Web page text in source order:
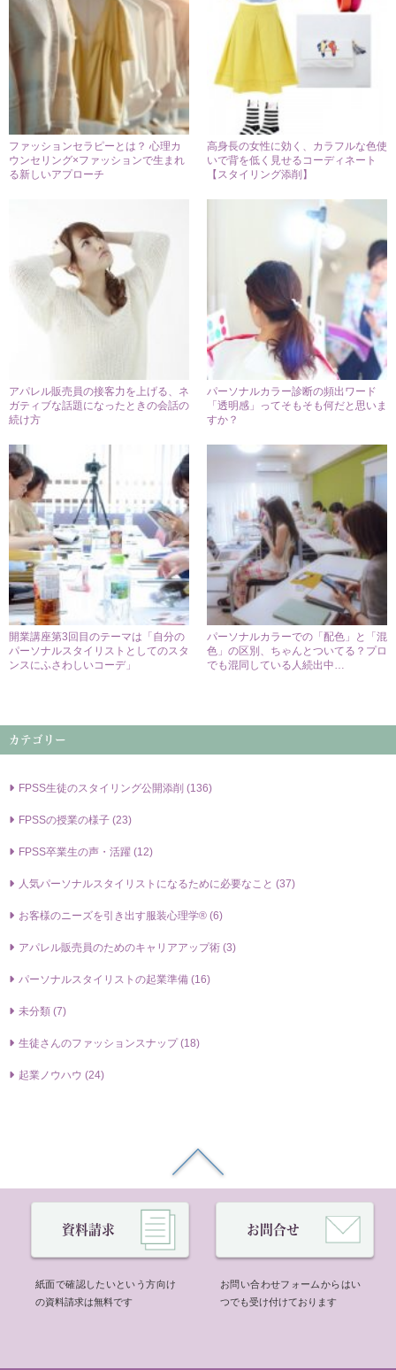
ファッションセラピーとは？ 心理カ
ウンセリング×ファッションで生まれ
る新しいアプローチ
高身長の女性に効く、カラフルな色使
いで背を低く見せるコーディネート
【スタイリング添削】
アパレル販売員の接客力を上げる、ネ
ガティブな話題になったときの会話の
続け方
パーソナルカラー診断の頻出ワード
「透明感」ってそもそも何だと思いま
すか？
開業講座第3回目のテーマは「自分の
パーソナルスタイリストとしてのスタ
ンスにふさわしいコーデ」
パーソナルカラーでの「配色」と「混
色」の区別、ちゃんとついてる？プロ
でも混同している人続出中…
カテゴリー
FPSS⽣徒のスタイリング公開添削 (136)
FPSSの授業の様⼦ (23)
FPSS卒業⽣の声・活躍 (12)
⼈気パーソナルスタイリストになるために必要なこと (37)
お客様のニーズを引き出す服装⼼理学® (6)
アパレル販売員のためのキャリアアップ術 (3)
パーソナルスタイリストの起業準備 (16)
未分類 (7)
生徒さんのファッションスナップ (18)
起業ノウハウ (24)
資料請求
紙面で確認したいという方向け
の資料請求は無料です
お問合せ
お問い合わせフォームからはい
つでも受け付けております